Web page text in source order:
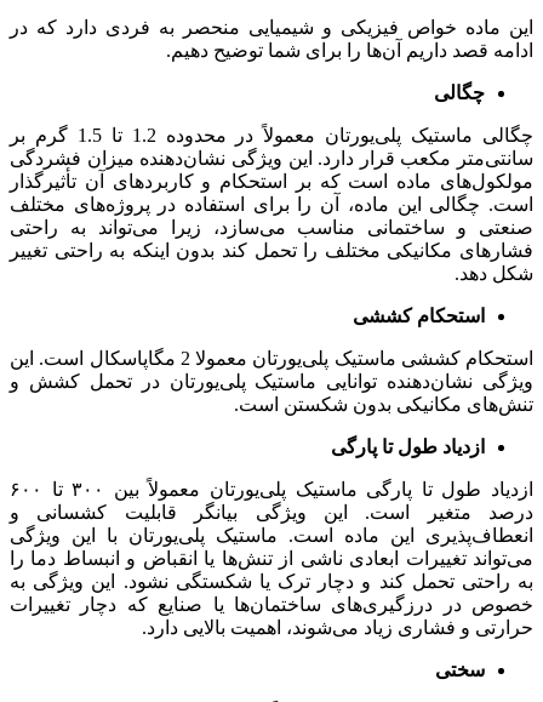
این ماده خواص فیزیکی و شیمیایی منحصر به فردی دارد که در
ادامه قصد داریم آن‌ها را برای شما توضیح دهیم.
چگالی
چگالی ماستیک پلی‌یورتان معمولاً در محدوده 1.2 تا 1.5 گرم بر
سانتی‌متر مکعب قرار دارد. این ویژگی نشان‌دهنده میزان فشردگی
مولکول‌های ماده است که بر استحکام و کاربردهای آن تأثیرگذار
است. چگالی این ماده، آن را برای استفاده در پروژه‌های مختلف
صنعتی و ساختمانی مناسب می‌سازد، زیرا می‌تواند به راحتی
فشارهای مکانیکی مختلف را تحمل کند بدون اینکه به راحتی تغییر
شکل دهد.
استحکام کششی
استحکام کششی ماستیک پلی‌یورتان معمولا 2 مگاپاسکال است. این
ویژگی نشان‌دهنده توانایی ماستیک پلی‌یورتان در تحمل کشش و
تنش‌های مکانیکی بدون شکستن است.
ازدیاد طول تا پارگی
ازدیاد طول تا پارگی ماستیک پلی‌یورتان معمولاً بین ۳۰۰ تا ۶۰۰
درصد متغیر است. این ویژگی بیانگر قابلیت کشسانی و
انعطاف‌پذیری این ماده است. ماستیک پلی‌یورتان با این ویژگی
می‌تواند تغییرات ابعادی ناشی از تنش‌ها یا انقباض و انبساط دما را
به راحتی تحمل کند و دچار ترک یا شکستگی نشود. این ویژگی به
خصوص در درزگیری‌های ساختمان‌ها یا صنایع که دچار تغییرات
حرارتی و فشاری زیاد می‌شوند، اهمیت بالایی دارد.
سختی